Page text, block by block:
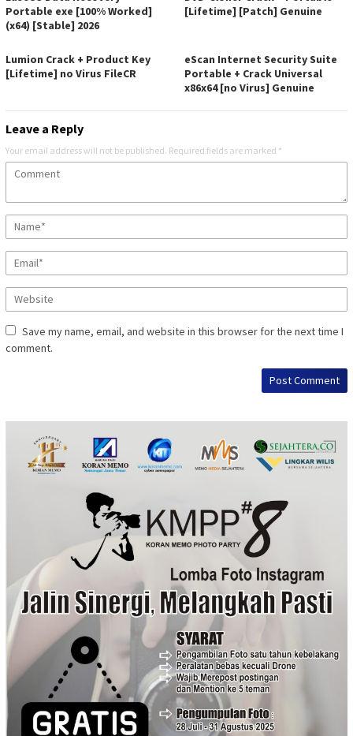
Portable exe [100% Worked]
(x64) [Stable] 2026
[Lifetime] [Patch] Genuine
Lumion Crack + Product Key
[Lifetime] no Virus FileCR
eScan Internet Security Suite
Portable + Crack Universal
x86x64 [no Virus] Genuine
Leave a Reply
Your email address will not be published. Required fields are marked *
Save my name, email, and website in this browser for the next time I
comment.